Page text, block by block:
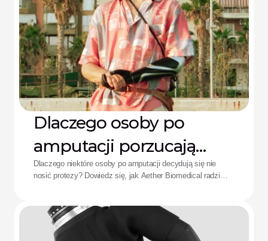
Dlaczego osoby po
amputacji porzucają
protezy: Rozwiązanie
Dlaczego niektóre osoby po amputacji decydują się nie
nosić protezy? Dowiedz się, jak Aether Biomedical radzi
skomplikowanego sterowania.